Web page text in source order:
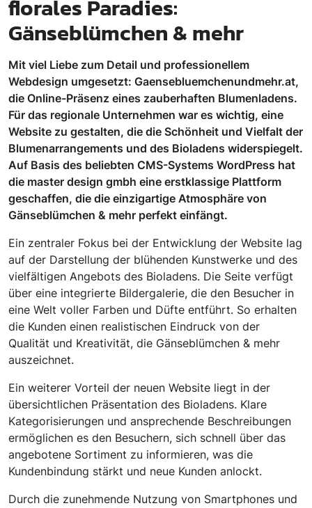
florales Paradies:
Gänseblümchen & mehr
Mit viel Liebe zum Detail und professionellem
Webdesign umgesetzt: Gaensebluemchenundmehr.at,
die Online-Präsenz eines zauberhaften Blumenladens.
Für das regionale Unternehmen war es wichtig, eine
Website zu gestalten, die die Schönheit und Vielfalt der
Blumenarrangements und des Bioladens widerspiegelt.
Auf Basis des beliebten CMS-Systems WordPress hat
die master design gmbh eine erstklassige Plattform
geschaffen, die die einzigartige Atmosphäre von
Gänseblümchen & mehr perfekt einfängt.
Ein zentraler Fokus bei der Entwicklung der Website lag
auf der Darstellung der blühenden Kunstwerke und des
vielfältigen Angebots des Bioladens. Die Seite verfügt
über eine integrierte Bildergalerie, die den Besucher in
eine Welt voller Farben und Düfte entführt. So erhalten
die Kunden einen realistischen Eindruck von der
Qualität und Kreativität, die Gänseblümchen & mehr
auszeichnet.
Ein weiterer Vorteil der neuen Website liegt in der
übersichtlichen Präsentation des Bioladens. Klare
Kategorisierungen und ansprechende Beschreibungen
ermöglichen es den Besuchern, sich schnell über das
angebotene Sortiment zu informieren, was die
Kundenbindung stärkt und neue Kunden anlockt.
Durch die zunehmende Nutzung von Smartphones und